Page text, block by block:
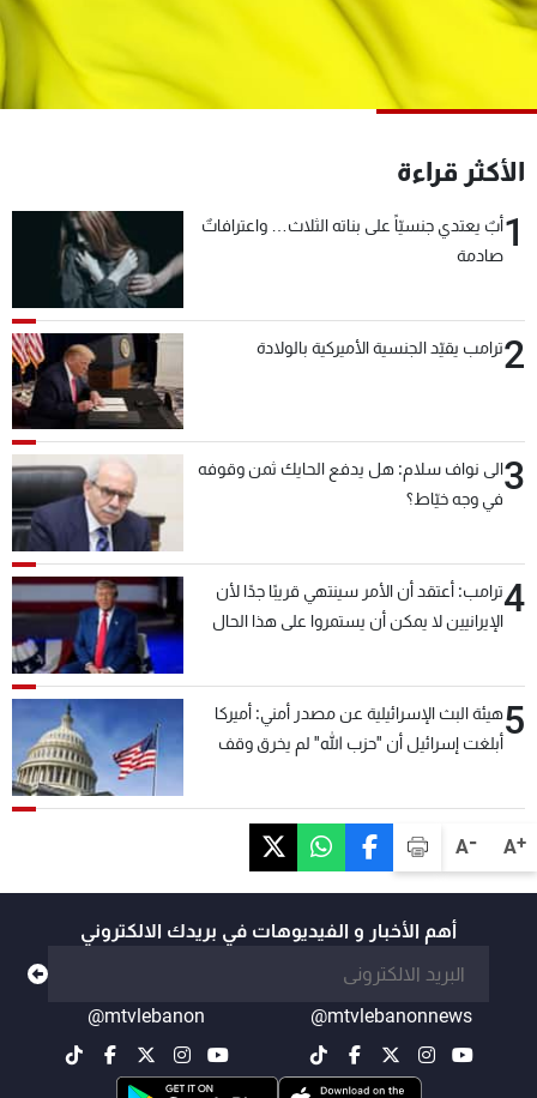
A+
A-
الأكثر قراءة
1أبٌ يعتدي جنسيّاً على بناته الثلاث… واعترافاتٌ
صادمة
2ترامب يقيّد الجنسية الأميركية بالولادة
3الى نواف سلام: هل يدفع الحايك ثمن وقوفه
في وجه خيّاط؟
4ترامب: أعتقد أن الأمر سينتهي قريبًا جدًا لأن
الإيرانيين لا يمكن أن يستمروا على هذا الحال
5هيئة البث الإسرائيلية عن مصدر أمني: أميركا
أبلغت إسرائيل أن "حزب الله" لم يخرق وقف
أهم الأخبار و الفيديوهات في بريدك الالكتروني
@mtvlebanonnews
@mtvlebanon
جدول البرامج
عن MTV
الإنـتـاج
لاعلاناتكم
شروط الإسـتخدام
سياسة الخصوصية